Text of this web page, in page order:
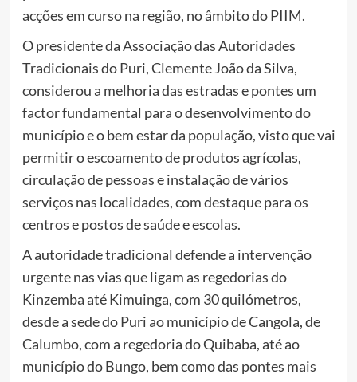
acções em curso na região, no âmbito do PIIM.
O presidente da Associação das Autoridades
Tradicionais do Puri, Clemente João da Silva,
considerou a melhoria das estradas e pontes um
factor fundamental para o desenvolvimento do
município e o bem estar da população, visto que vai
permitir o escoamento de produtos agrícolas,
circulação de pessoas e instalação de vários
serviços nas localidades, com destaque para os
centros e postos de saúde e escolas.
A autoridade tradicional defende a intervenção
urgente nas vias que ligam as regedorias do
Kinzemba até Kimuinga, com 30 quilómetros,
desde a sede do Puri ao município de Cangola, de
Calumbo, com a regedoria do Quibaba, até ao
município do Bungo, bem como das pontes mais